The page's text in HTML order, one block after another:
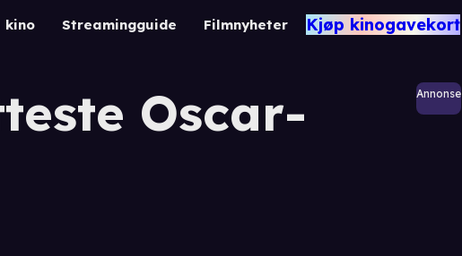
kino Streamingguide Filmnyheter Kjøp kinogavekort
Oscar-
Annonse